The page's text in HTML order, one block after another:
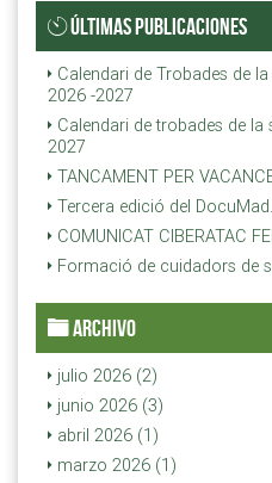
ÚLTIMAS PUBLICACIONES
Calendari de Trobades de
2026 -2027
Calendari de trobades de
2027
TANCAMENT PER
Tercera edició del
COMUNICAT CIBERATAC
Formació de cuidadors de
ARCHIVO
julio 2026 (2)
junio 2026 (3)
abril 2026 (1)
marzo 2026 (1)